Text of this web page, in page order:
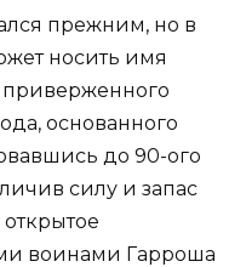
прежним, но в
носить имя
основанного
до 90-ого
силу и запас
воинами Гарроша